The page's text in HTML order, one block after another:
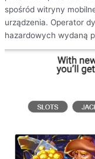
spośród witryny
urządzenia. Operator
hazardowych wydaną